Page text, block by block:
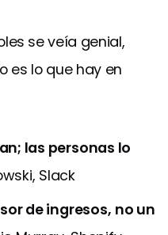
se veía genial,
es lo que hay en
las personas lo
Slack
de ingresos, no un